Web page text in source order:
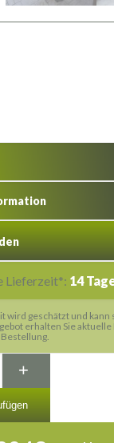
Lieferzeit*: 14
wird geschätzt und kann
erhalten Sie
+